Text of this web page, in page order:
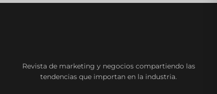
Revista de marketing y negocios compartiendo las
tendencias que importan en la industria.